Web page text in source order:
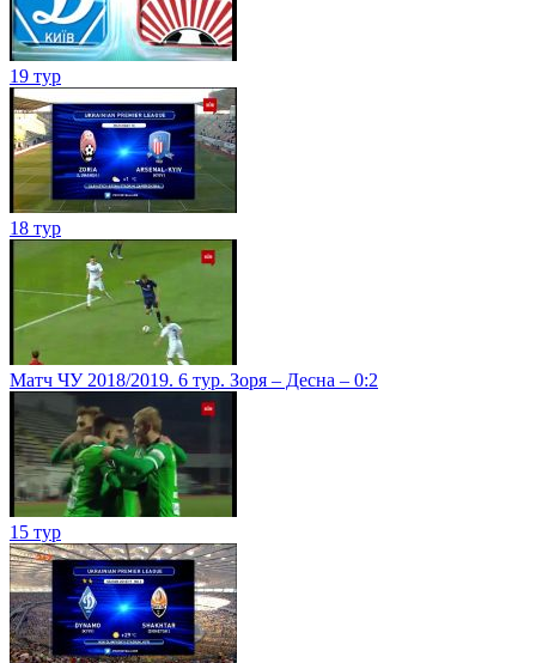
19 тур
18 тур
Матч ЧУ 2018/2019. 6 тур. Зоря – Десна – 0:2
15 тур